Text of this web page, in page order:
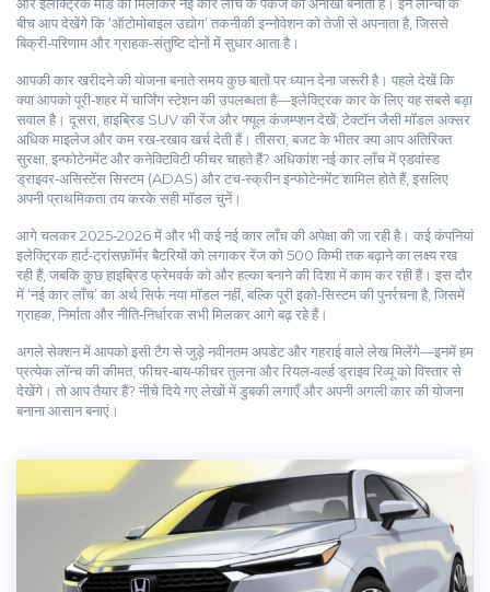
बीच आप देखेंगे कि ‘ऑटोमोबाइल उद्योग’ तकनीकी इन्नोवेशन को तेजी से अपनाता है, जिससे
बिक्री‑परिणाम और ग्राहक‑संतुष्टि दोनों में सुधार आता है।
आपकी कार खरीदने की योजना बनाते समय कुछ बातों पर ध्यान देना जरूरी है। पहले देखें कि
क्या आपको पूरी‑शहर में चार्जिंग स्टेशन की उपलब्धता है—इलेक्ट्रिक कार के लिए यह सबसे बड़ा
सवाल है। दूसरा, हाइब्रिड SUV की रेंज और फ्यूल कंजम्प्शन देखें; टेक्टॉन जैसी मॉडल अक्सर
अधिक माइलेज और कम रख‑रखाव खर्च देती हैं। तीसरा, बजट के भीतर क्या आप अतिरिक्त
सुरक्षा, इन्फोटेनमेंट और कनेक्टिविटी फीचर चाहते हैं? अधिकांश नई कार लाँच में एडवांस्ड
ड्राइवर‑असिस्टेंस सिस्टम (ADAS) और टच‑स्क्रीन इन्फोटेनमेंट शामिल होते हैं, इसलिए
अपनी प्राथमिकता तय करके सही मॉडल चुनें।
आगे चलकर 2025‑2026 में और भी कई नई कार लाँच की अपेक्षा की जा रही है। कई कंपनियां
इलेक्ट्रिक हार्ट‑ट्रांसफ़ॉर्मर बैटरियों को लगाकर रेंज को 500 किमी तक बढ़ाने का लक्ष्य रख
रही हैं, जबकि कुछ हाइब्रिड फ्रेमवर्क को और हल्का बनाने की दिशा में काम कर रही हैं। इस दौर
में ‘नई कार लाँच’ का अर्थ सिर्फ नया मॉडल नहीं, बल्कि पूरी इको‑सिस्टम की पुनर्रचना है, जिसमें
ग्राहक, निर्माता और नीति‑निर्धारक सभी मिलकर आगे बढ़ रहे हैं।
अगले सेक्शन में आपको इसी टैग से जुड़े नवीनतम अपडेट और गहराई वाले लेख मिलेंगे—इनमें हम
प्रत्येक लॉन्च की कीमत, फीचर‑बाय‑फीचर तुलना और रियल‑वर्ल्ड ड्राइव रिव्यू को विस्तार से
देखेंगे। तो आप तैयार हैं? नीचे दिये गए लेखों में डुबकी लगाएँ और अपनी अगली कार की योजना
बनाना आसान बनाएं।